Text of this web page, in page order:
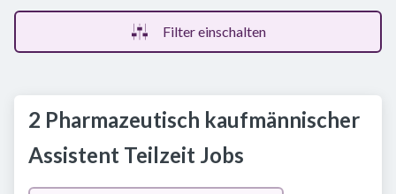
Filter einschalten
2 Pharmazeutisch kaufmännischer
Assistent Teilzeit Jobs